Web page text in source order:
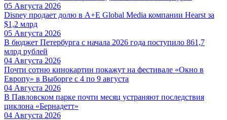
05 Августа 2026
Disney продает долю в A+E Global Media компании Hearst за
$1,2 млрд
05 Августа 2026
В бюджет Петербурга с начала 2026 года поступило 861,7
млрд рублей
04 Августа 2026
Почти сотню кинокартин покажут на фестивале «Окно в
Европу» в Выборге с 4 по 9 августа
04 Августа 2026
В Павловском парке почти месяц устраняют последствия
циклона «Бернадетт»
04 Августа 2026